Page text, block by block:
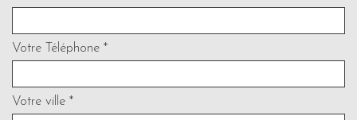
Votre Téléphone *
Votre ville *